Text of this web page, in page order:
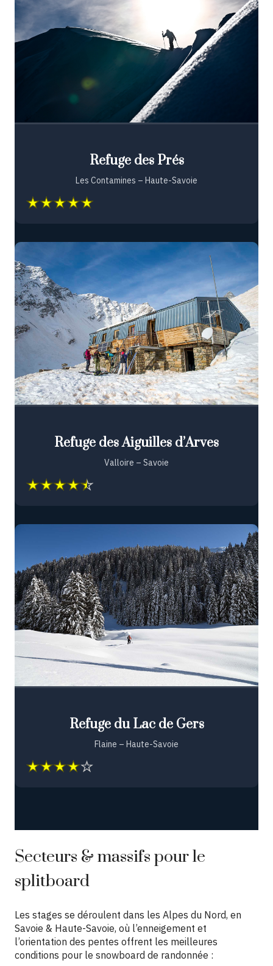
Refuge des Prés
Les Contamines – Haute-Savoie
Refuge des Aiguilles d’Arves
Valloire – Savoie
Refuge du Lac de Gers
Flaine – Haute-Savoie
Secteurs & massifs pour le
splitboard
Les stages se déroulent dans les Alpes du Nord, en
Savoie & Haute-Savoie, où l’enneigement et
l’orientation des pentes offrent les meilleures
conditions pour le snowboard de randonnée :